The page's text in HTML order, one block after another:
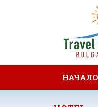
НАЧАЛО